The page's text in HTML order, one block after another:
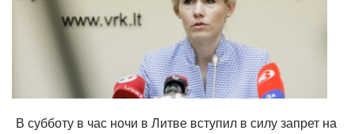
В субботу в час ночи в Литве вступил в силу запрет на